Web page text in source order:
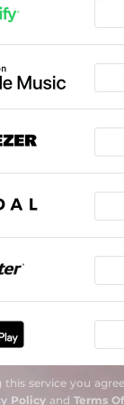
Rua
Raça
Carnaval
de Axé
Pertuba
Oposição
this service you
Policyand Terms